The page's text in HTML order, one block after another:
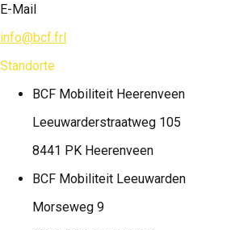
E-Mail
info@bcf.frl
Standorte
BCF Mobiliteit Heerenveen
Leeuwarderstraatweg 105
8441 PK Heerenveen
BCF Mobiliteit Leeuwarden
Morseweg 9